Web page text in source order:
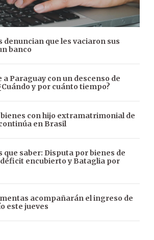
denuncian que les vaciaron sus
banco
a Paraguay con un descenso de
y por cuánto tiempo?
con hijo extramatrimonial de
en Brasil
que saber: Disputa por bienes de
encubierto y Bataglia por
acompañarán el ingreso de
este jueves